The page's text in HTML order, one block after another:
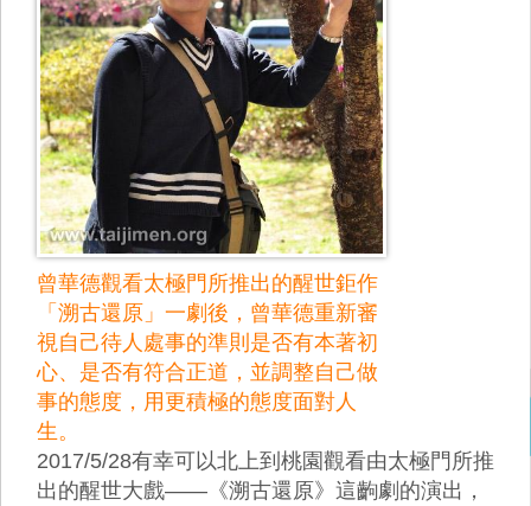
曾華德觀看太極門所推出的醒世鉅作
「溯古還原」一劇後，曾華德重新審
視自己待人處事的準則是否有本著初
心、是否有符合正道，並調整自己做
事的態度，用更積極的態度面對人
生。
2017/5/28有幸可以北上到桃園觀看由太極門所推
出的醒世大戲——《溯古還原》這齣劇的演出，